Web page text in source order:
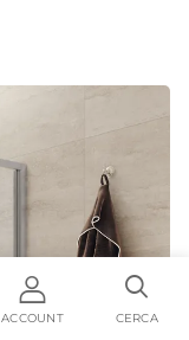
ACCOUNT CERCA